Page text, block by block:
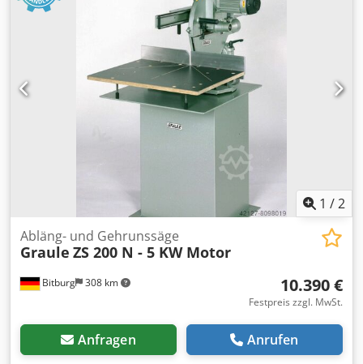
Ihre Anforderungen auszuwählen.
1 /2
Bitburg 308 km
Abläng- und Gehrunssäge
Graule ZS 200 N - 5 KW Motor
10.390 €
Festpreis zzgl. MwSt.
Anfragen Anrufen